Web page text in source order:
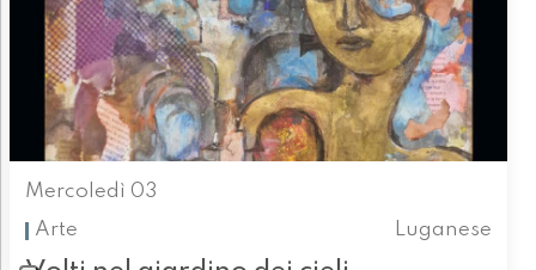
Mercoledì 03
Arte
Luganese